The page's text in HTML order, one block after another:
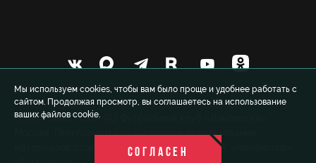
Мы используем cookies, чтобы вам было проще и удобнее работать с
сайтом. Продолжая просмотр, вы соглашаетесь на использование
ваших файлов cookie.
СОГЛАСЕН
© 1999-2026 FCLM.RU Футбольный клуб «Локомотив»
Москва. При полном или частичном использовании
материалов ссылка на официальный сайт ФК «Локомотив»